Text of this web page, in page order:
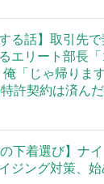
る話】取引先
エリート部長
「じゃ帰りま
許契約は済ん
の下着選び】ナ
ジング対策、